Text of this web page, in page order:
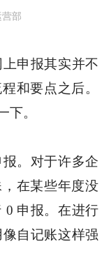
部
申报其实并不
和要点之后。
下。
。对于许多企
在某些年度没
0 申报。在进行
自记账这样强